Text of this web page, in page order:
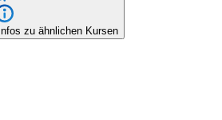
Infos zu ähnlichen Kursen